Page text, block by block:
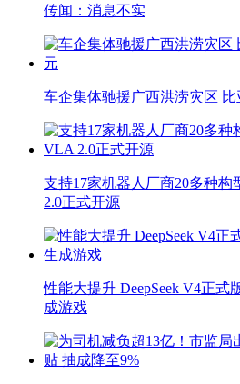
传闻：消息不实
车企集体驰援广西洪涝灾区
支持17家机器人厂商20多种
2.0正式开源
性能大提升 DeepSeek V4正式
成游戏